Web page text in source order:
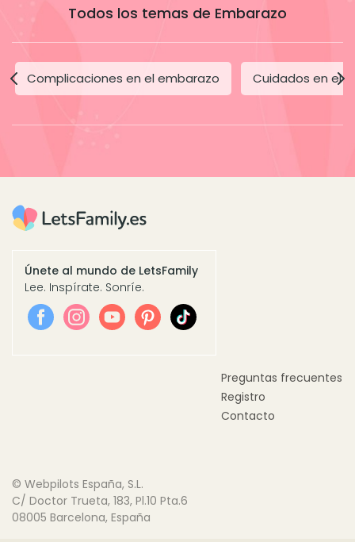
Todos los temas de Embarazo
Complicaciones en el embarazo Cuidados en el
Únete al mundo de LetsFamily
Lee. Inspírate. Sonríe.
Preguntas frecuentes
Registro
Contacto
© Webpilots España, S.L.
C/ Doctor Trueta, 183, Pl.10 Pta.6
08005 Barcelona, España